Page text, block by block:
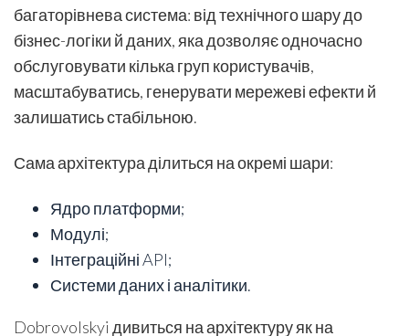
багаторівнева система: від технічного шару до
бізнес-логіки й даних, яка дозволяє одночасно
обслуговувати кілька груп користувачів,
масштабуватись, генерувати мережеві ефекти й
залишатись стабільною.
Сама архітектура ділиться на окремі шари:
Ядро платформи;
Модулі;
Інтеграційні API;
Системи даних і аналітики.
Dobrovolskyi дивиться на архітектуру як на